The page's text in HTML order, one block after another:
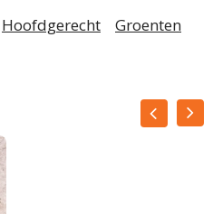
Hoofdgerecht
Groenten